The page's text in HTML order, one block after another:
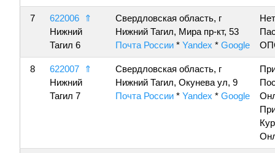
7 622006
⇑
Нижний
Тагил 6
Свердловская область, г
Нижний Тагил, Мира пр-кт, 53
Почта России * Yandex * Google
8 622007
⇑
Нижний
Тагил 7
Свердловская область, г
Нижний Тагил, Окунева ул, 9
Почта России * Yandex * Google